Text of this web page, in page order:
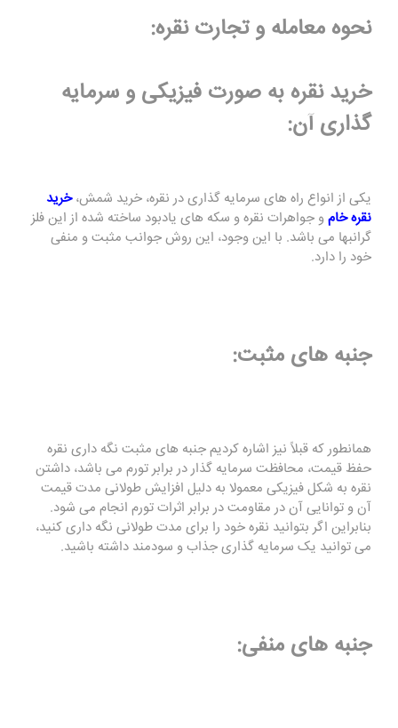
نحوه معامله و تجارت نقره:
خرید نقره به صورت فیزیکی و سرمایه
گذاری آن:
یکی از انواع راه های سرمایه گذاری در نقره، خرید شمش،خرید
نقره خامو جواهرات نقره و سکه های یادبود ساخته شده از این فلز
گرانبها می باشد. با این وجود، این روش جوانب مثبت و منفی
خود را دارد.
جنبه های مثبت:
همانطور که قبلاً نیز اشاره کردیم جنبه های مثبت نگه داری نقره
حفظ قیمت، محافظت سرمایه گذار در برابر تورم می باشد، داشتن
نقره به شکل فیزیکی معمولا به دلیل افزایش طولانی مدت قیمت
آن و توانایی آن در مقاومت در برابر اثرات تورم انجام می شود.
بنابراین اگر بتوانید نقره خود را برای مدت طولانی نگه داری کنید،
می توانید یک سرمایه گذاری جذاب و سودمند داشته باشید.
جنبه های منفی: